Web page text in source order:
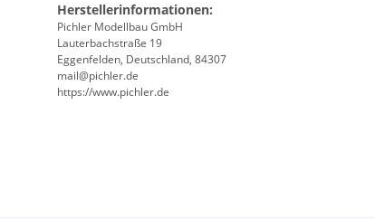
Herstellerinformationen:
Pichler Modellbau GmbH
Lauterbachstraße 19
Eggenfelden, Deutschland, 84307
mail@pichler.de
https://www.pichler.de